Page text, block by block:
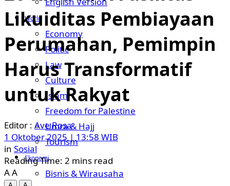
World
Economy
Politic
Law
Culture
Islam
Freedom for Palestine
Umra & Hajj
Tourism
Ekonomi
Bisnis & Wirausaha
Likuiditas Pembiayaan
Perumahan, Pemimpin
Harus Transformatif
untuk Rakyat
Ave Rosa
1 Oktober 2025 | 13:58 WIB
in Sosial
Reading Time: 2 mins read
AA